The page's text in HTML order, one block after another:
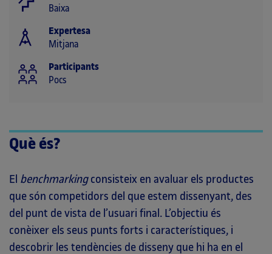
Baixa
Expertesa
Mitjana
Participants
Pocs
Què és?
El benchmarkingconsisteix en avaluar els productes
que són competidors del que estem dissenyant, des
del punt de vista de l’usuari final. L’objectiu és
conèixer els seus punts forts i característiques, i
descobrir les tendències de disseny que hi ha en el